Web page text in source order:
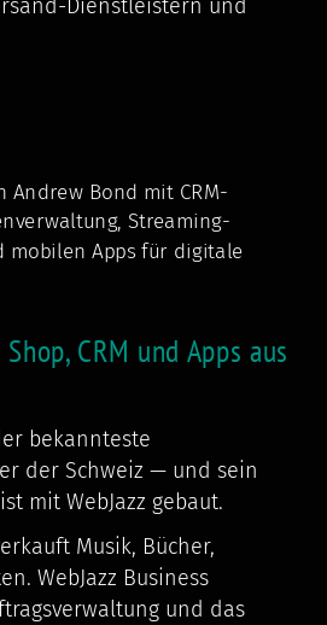
Dienstleistern und
CRM und Apps aus
bekannteste
der Schweiz — und sein
mit WebJazz gebaut.
Musik, Bücher,
WebJazz Business
und das